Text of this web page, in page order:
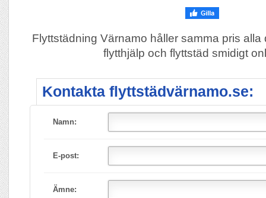
Flyttstädning Värnamo håller samma pris
flytthjälp och flyttstäd smidigt
Kontakta flyttstädvärnamo.se:
Namn:
E-post:
Ämne: